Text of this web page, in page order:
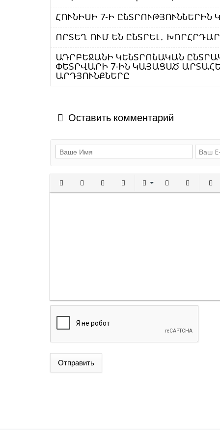
ՀՈՒՆԻՍԻ 7-Ի
ՈՐՏԵՂ ՈՒՄ ԵՆ ԸՆՏՐԵԼ․
ԱԴՐԲԵՋԱՆԻ ԿԵՆՏՐՈՆԱԿԱՆ
ՓԵՏՐՎԱՐԻ 7-ԻՆ ԿԱՅԱՑԱԾ
ԱՐԴՅՈՒՆՔՆԵՐԸ
Оставить комментарий
Полужирный
КурсивПодчеркнутый
Зачеркнутый
Отправить